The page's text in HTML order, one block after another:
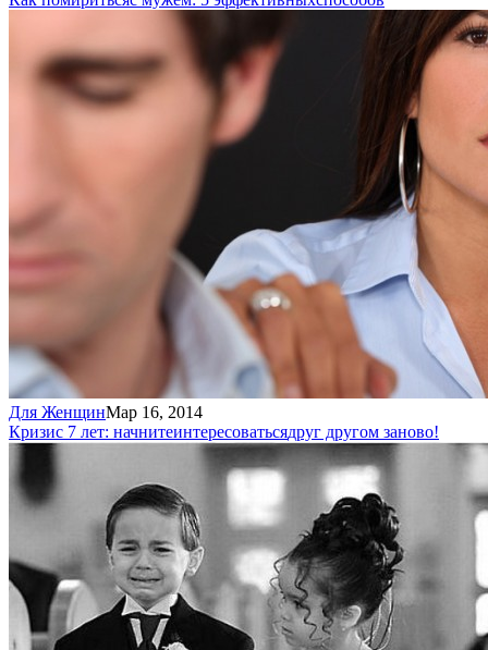
Для ЖенщинМар 16, 2014
Кризис 7 лет: начнитеинтересоватьсядруг другом заново!